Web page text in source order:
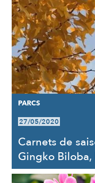
PARCS
27/05/2020
Carnets de
Gingko